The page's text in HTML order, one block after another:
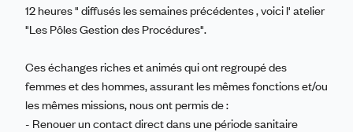
12 heures " diffusés les semaines précédentes , voici l' atelier
"Les Pôles Gestion des Procédures".
Ces échanges riches et animés qui ont regroupé des
femmes et des hommes, assurant les mêmes fonctions et/ou
les mêmes missions, nous ont permis de :
- Renouer un contact direct dans une période sanitaire